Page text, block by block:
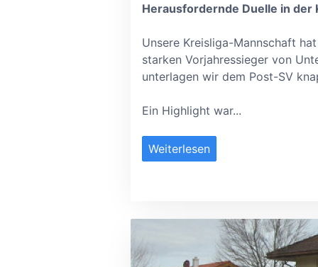
Herausfordernde Duelle in der
Unsere Kreisliga-Mannschaft
starken Vorjahressieger von
unterlagen wir dem Post-SV
Ein Highlight war...
Weiterlesen